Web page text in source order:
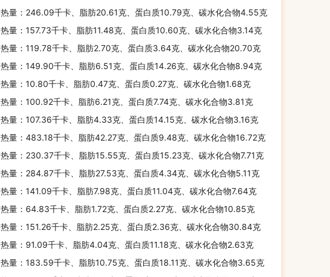
热量：246.09千卡、脂肪20.61克、蛋白质10.79克、碳水化合物4.55克
热量：157.73千卡、脂肪11.48克、蛋白质10.60克、碳水化合物3.14克
热量：119.78千卡、脂肪2.70克、蛋白质3.64克、碳水化合物20.70克
热量：149.90千卡、脂肪6.51克、蛋白质14.26克、碳水化合物8.94克
热量：10.80千卡、脂肪0.47克、蛋白质0.27克、碳水化合物1.68克
热量：100.92千卡、脂肪6.21克、蛋白质7.74克、碳水化合物3.81克
热量：107.36千卡、脂肪4.33克、蛋白质14.15克、碳水化合物3.16克
热量：483.18千卡、脂肪42.27克、蛋白质9.48克、碳水化合物16.72克
热量：230.37千卡、脂肪15.55克、蛋白质15.23克、碳水化合物7.71克
热量：284.87千卡、脂肪27.53克、蛋白质4.34克、碳水化合物5.11克
热量：141.09千卡、脂肪7.98克、蛋白质11.04克、碳水化合物7.64克
热量：64.83千卡、脂肪1.72克、蛋白质2.27克、碳水化合物10.85克
热量：151.26千卡、脂肪2.25克、蛋白质2.36克、碳水化合物30.84克
热量：91.09千卡、脂肪4.04克、蛋白质11.18克、碳水化合物2.63克
热量：183.59千卡、脂肪10.75克、蛋白质18.11克、碳水化合物3.65克